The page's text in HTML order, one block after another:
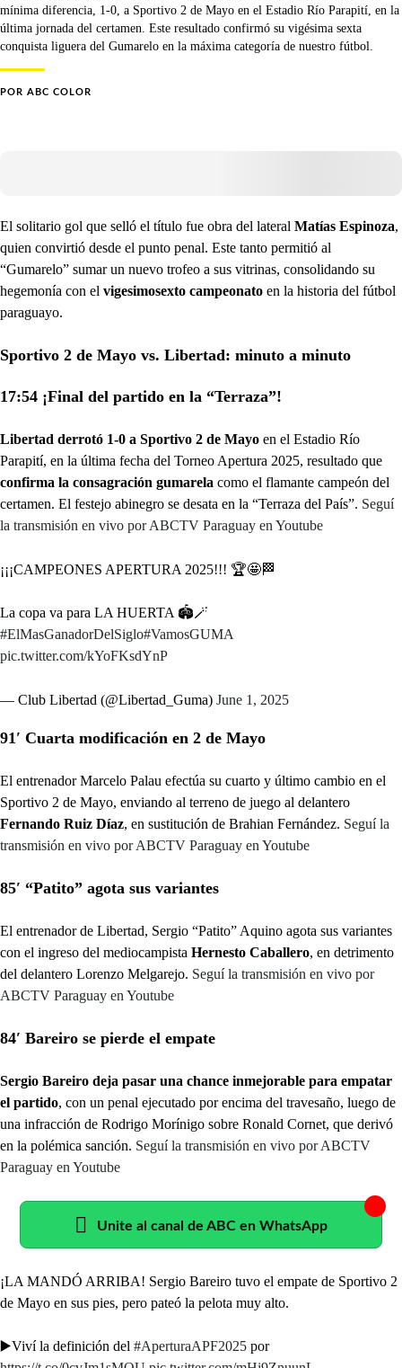
mínima diferencia, 1-0, a Sportivo 2 de Mayo en el Estadio Río Parapití, en la
última jornada del certamen. Este resultado confirmó su vigésima sexta
conquista liguera del Gumarelo en la máxima categoría de nuestro fútbol.
POR ABC COLOR
El solitario gol que selló el título fue obra del lateral Matías Espinoza,
quien convirtió desde el punto penal. Este tanto permitió al
“Gumarelo” sumar un nuevo trofeo a sus vitrinas, consolidando su
hegemonía con el vigesimosexto campeonato en la historia del fútbol
paraguayo.
Sportivo 2 de Mayo vs. Libertad: minuto a minuto
17:54 ¡Final del partido en la “Terraza”!
Libertad derrotó 1-0 a Sportivo 2 de Mayo en el Estadio Río
Parapití, en la última fecha del Torneo Apertura 2025, resultado que
confirma la consagración gumarela como el flamante campeón del
certamen. El festejo abinegro se desata en la “Terraza del País”. Seguí
la transmisión en vivo por ABCTV Paraguay en Youtube
¡¡¡CAMPEONES APERTURA 2025!!! 🏆🤩🏁
La copa va para LA HUERTA 🏟🪄
#ElMasGanadorDelSiglo#VamosGUMA
pic.twitter.com/kYoFKsdYnP
— Club Libertad (@Libertad_Guma) June 1, 2025
91′ Cuarta modificación en 2 de Mayo
El entrenador Marcelo Palau efectúa su cuarto y último cambio en el
Sportivo 2 de Mayo, enviando al terreno de juego al delantero
Fernando Ruiz Díaz, en sustitución de Brahian Fernández. Seguí la
transmisión en vivo por ABCTV Paraguay en Youtube
85′ “Patito” agota sus variantes
El entrenador de Libertad, Sergio “Patito” Aquino agota sus variantes
con el ingreso del mediocampista Hernesto Caballero, en detrimento
del delantero Lorenzo Melgarejo. Seguí la transmisión en vivo por
ABCTV Paraguay en Youtube
84′ Bareiro se pierde el empate
Sergio Bareiro deja pasar una chance inmejorable para empatar
el partido, con un penal ejecutado por encima del travesaño, luego de
una infracción de Rodrigo Morínigo sobre Ronald Cornet, que derivó
en la polémica sanción. Seguí la transmisión en vivo por ABCTV
Paraguay en Youtube
Unite al canal de ABC en WhatsApp
¡LA MANDÓ ARRIBA! Sergio Bareiro tuvo el empate de Sportivo 2
de Mayo en sus pies, pero pateó la pelota muy alto.
▶️Viví la definición del #AperturaAPF2025 por